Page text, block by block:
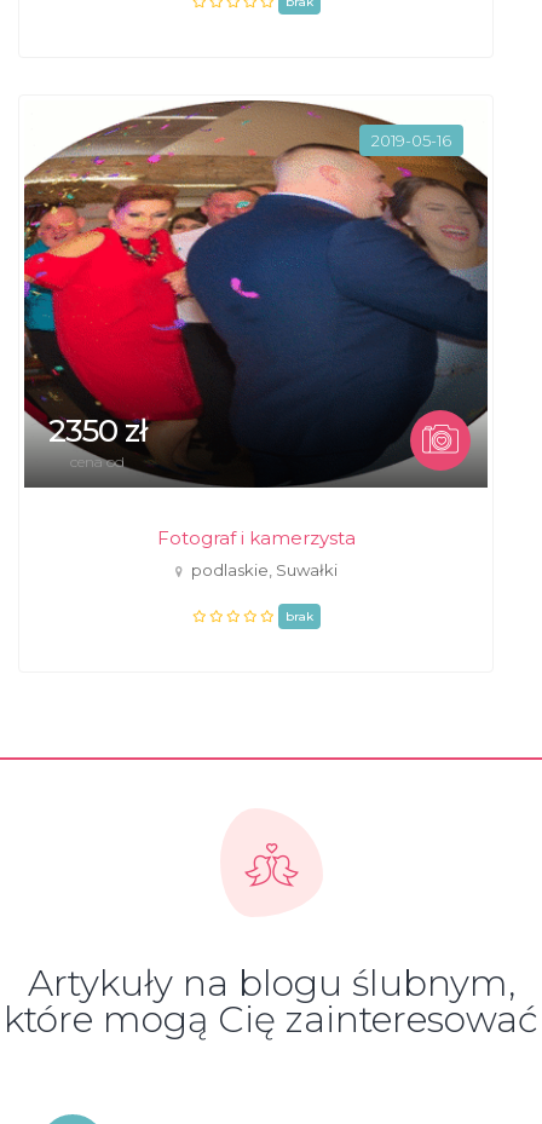
2019-05-16
2350 zł
cena od
Fotograf i kamerzysta
podlaskie, Suwałki
brak
Artykuły na blogu ślubnym,
które mogą Cię zainteresować